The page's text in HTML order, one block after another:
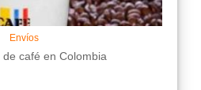
Envíos
de café en Colombia